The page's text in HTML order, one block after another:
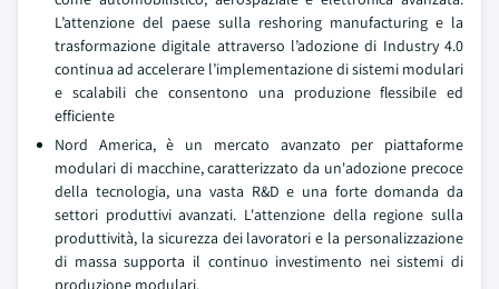
L’attenzione del paese sulla reshoring manufacturing e la
trasformazione digitale attraverso l’adozione di Industry 4.0
continua ad accelerare l’implementazione di sistemi modulari
e scalabili che consentono una produzione flessibile ed
efficiente
Nord America, è un mercato avanzato per piattaforme
modulari di macchine, caratterizzato da un'adozione precoce
della tecnologia, una vasta R&D e una forte domanda da
settori produttivi avanzati. L'attenzione della regione sulla
produttività, la sicurezza dei lavoratori e la personalizzazione
di massa supporta il continuo investimento nei sistemi di
produzione modulari.